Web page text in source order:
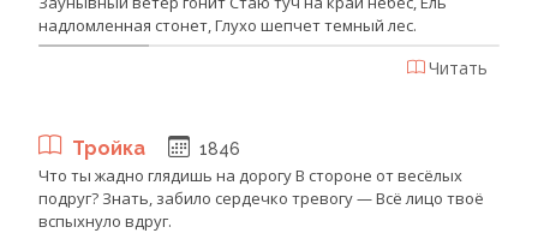
надломленная стонет, Глухо шепчет темный лес.
Читать
Тройка 1846
Что ты жадно глядишь на дорогу В стороне от весёлых
подруг? Знать, забило сердечко тревогу — Всё лицо твоё
вспыхнуло вдруг.